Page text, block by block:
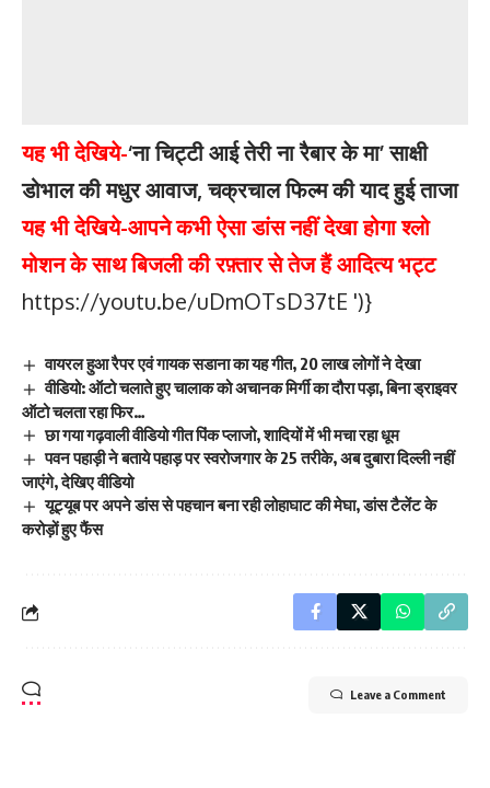
यह भी देखिये-‘ना चिट्टी आई तेरी ना रैबार के मा’ साक्षी
डोभाल की मधुर आवाज, चक्रचाल फिल्म की याद हुई ताजा
यह भी देखिये-आपने कभी ऐसा डांस नहीं देखा होगा श्लो
मोशन के साथ बिजली की रफ़्तार से तेज हैं आदित्य भट्ट
https://youtu.be/uDmOTsD37tE ')}
वायरल हुआ रैपर एवं गायक सडाना का यह गीत, 20 लाख लोगों ने देखा
वीडियो: ऑटो चलाते हुए चालाक को अचानक मिर्गी का दौरा पड़ा, बिना ड्राइवर
ऑटो चलता रहा फिर…
छा गया गढ़वाली वीडियो गीत पिंक प्लाजो, शादियों में भी मचा रहा धूम
पवन पहाड़ी ने बताये पहाड़ पर स्वरोजगार के 25 तरीके, अब दुबारा दिल्ली नहीं
जाएंगे, देखिए वीडियो
यूट्यूब पर अपने डांस से पहचान बना रही लोहाघाट की मेघा, डांस टैलेंट के
करोड़ों हुए फैंस
Leave a Comment